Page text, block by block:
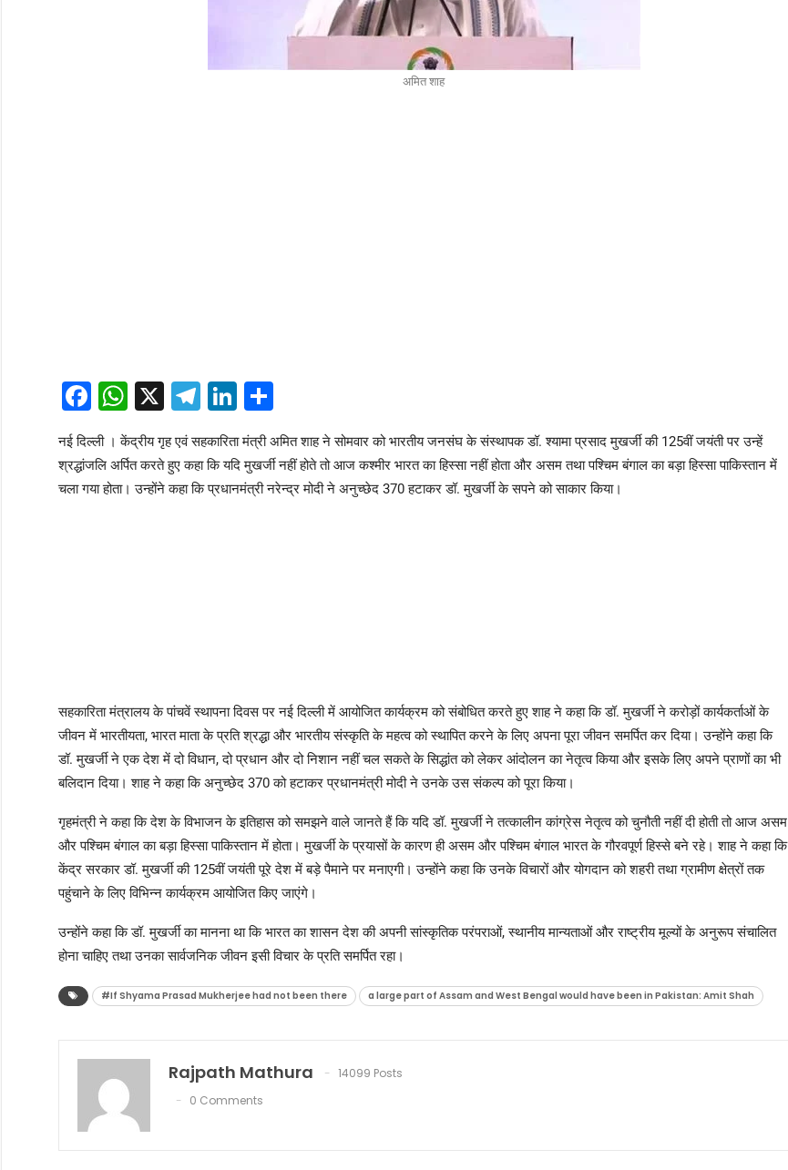
अमित शाह
Facebook
WhatsApp
X Telegram
LinkedIn
Share
नई दिल्ली । केंद्रीय गृह एवं सहकारिता मंत्री अमित शाह ने सोमवार को भारतीय जनसंघ के संस्थापक डॉ. श्यामा प्रसाद मुखर्जी की 125वीं जयंती पर उन्हें
श्रद्धांजलि अर्पित करते हुए कहा कि यदि मुखर्जी नहीं होते तो आज कश्मीर भारत का हिस्सा नहीं होता और असम तथा पश्चिम बंगाल का बड़ा हिस्सा पाकिस्तान में
चला गया होता। उन्होंने कहा कि प्रधानमंत्री नरेन्द्र मोदी ने अनुच्छेद 370 हटाकर डॉ. मुखर्जी के सपने को साकार किया।
सहकारिता मंत्रालय के पांचवें स्थापना दिवस पर नई दिल्ली में आयोजित कार्यक्रम को संबोधित करते हुए शाह ने कहा कि डॉ. मुखर्जी ने करोड़ों कार्यकर्ताओं के
जीवन में भारतीयता, भारत माता के प्रति श्रद्धा और भारतीय संस्कृति के महत्व को स्थापित करने के लिए अपना पूरा जीवन समर्पित कर दिया। उन्होंने कहा कि
डॉ. मुखर्जी ने एक देश में दो विधान, दो प्रधान और दो निशान नहीं चल सकते के सिद्धांत को लेकर आंदोलन का नेतृत्व किया और इसके लिए अपने प्राणों का भी
बलिदान दिया। शाह ने कहा कि अनुच्छेद 370 को हटाकर प्रधानमंत्री मोदी ने उनके उस संकल्प को पूरा किया।
गृहमंत्री ने कहा कि देश के विभाजन के इतिहास को समझने वाले जानते हैं कि यदि डॉ. मुखर्जी ने तत्कालीन कांग्रेस नेतृत्व को चुनौती नहीं दी होती तो आज असम
और पश्चिम बंगाल का बड़ा हिस्सा पाकिस्तान में होता। मुखर्जी के प्रयासों के कारण ही असम और पश्चिम बंगाल भारत के गौरवपूर्ण हिस्से बने रहे। शाह ने कहा कि
केंद्र सरकार डॉ. मुखर्जी की 125वीं जयंती पूरे देश में बड़े पैमाने पर मनाएगी। उन्होंने कहा कि उनके विचारों और योगदान को शहरी तथा ग्रामीण क्षेत्रों तक
पहुंचाने के लिए विभिन्न कार्यक्रम आयोजित किए जाएंगे।
उन्होंने कहा कि डॉ. मुखर्जी का मानना था कि भारत का शासन देश की अपनी सांस्कृतिक परंपराओं, स्थानीय मान्यताओं और राष्ट्रीय मूल्यों के अनुरूप संचालित
होना चाहिए तथा उनका सार्वजनिक जीवन इसी विचार के प्रति समर्पित रहा।
#If Shyama Prasad Mukherjee had not been there a large part of Assam and West Bengal would have been in Pakistan: Amit Shah
Rajpath Mathura
14099 Posts
0 Comments